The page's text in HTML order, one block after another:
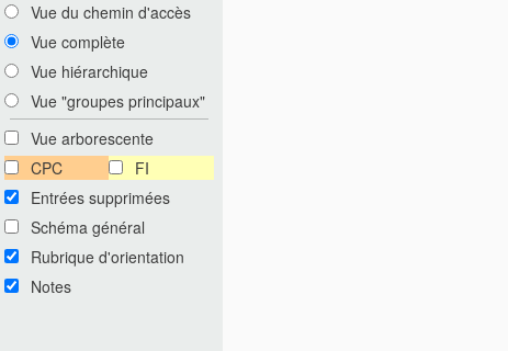
Vue du chemin d'accès
Vue complète
Vue hiérarchique
Vue "groupes principaux"
Vue arborescente
CPC
FI
Entrées supprimées
Schéma général
Rubrique d'orientation
Notes